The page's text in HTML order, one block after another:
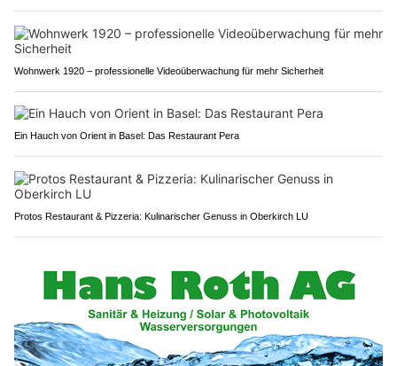
Wohnwerk 1920 – professionelle Videoüberwachung für mehr Sicherheit
Ein Hauch von Orient in Basel: Das Restaurant Pera
Protos Restaurant & Pizzeria: Kulinarischer Genuss in Oberkirch LU